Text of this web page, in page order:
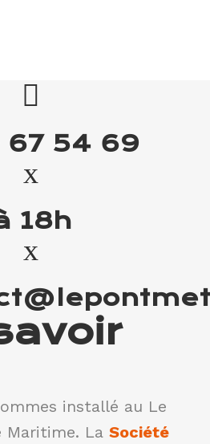
54 69
18h
installé au Le
Maritime. La Société